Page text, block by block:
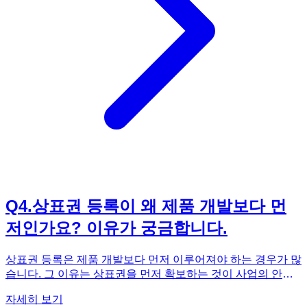
제할 의무가 없어지므로, 채권자는 소멸시효가 완성되기 전에
채무자에게 내용증명을 보내거나 소송을 제기하는 등 소멸시
효를 중단시키는 조치를 취해야 합니다. 채권의 소멸시효 외에
도 다양한 법률 상식을 만화로 쉽고 재미있게 배우고 싶다면,
《법으로 버업(Ver.Up)되는 만화》를 추천합니다. 25가지 필
수 법 상식을 통해 생활 속 법률 문제에 대한 이해를 높일 수 있
Q4.상표권 등록이 왜 제품 개발보다 먼
저인가요? 이유가 궁금합니다.
상표권 등록은 제품 개발보다 먼저 이루어져야 하는 경우가 많
습니다. 그 이유는 상표권을 먼저 확보하는 것이 사업의 안정
제품을 열심히 개발하고 홍보했는데, 다른 사람이 먼저 해당
자세히 보기